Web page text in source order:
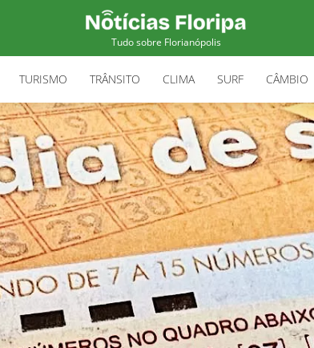
Tudo sobre Florianópolis
TURISMO TRÂNSITO CLIMA SURF CÂMBIO